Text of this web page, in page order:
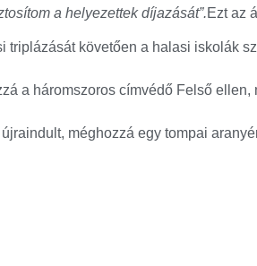
a helyezettek díjazását”.Ezt az
triplázását követően a halasi iskolák
a háromszoros címvédő Felső
méghozzá egy tompai